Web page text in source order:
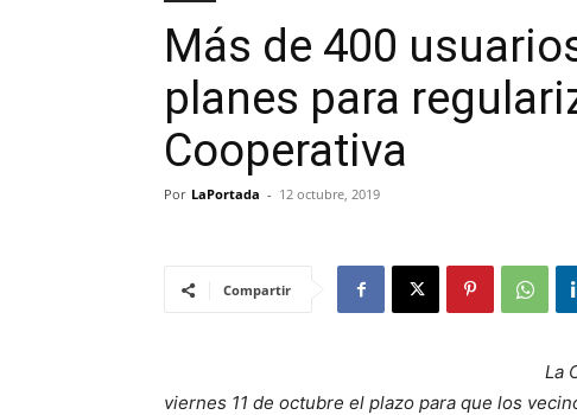
Más de 400
planes para
Cooperativa
Por LaPortada - 12 octubre, 2019
Compartir
La
viernes 11 de octubre el plazo para que los